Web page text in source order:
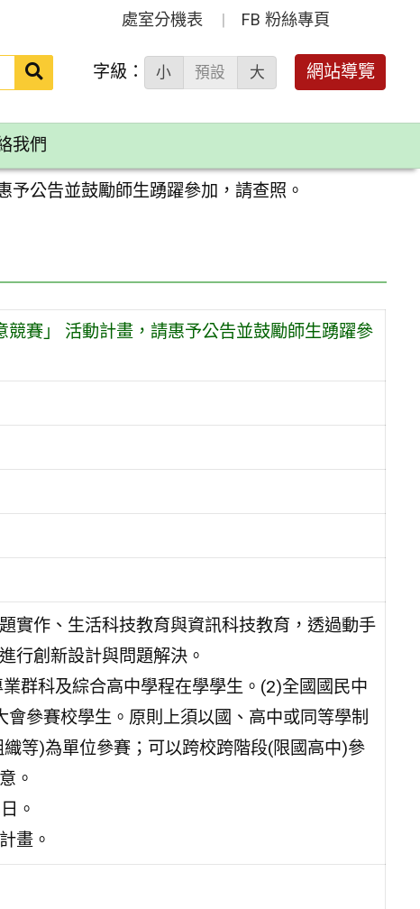
處室分機表 FB 粉絲專頁
送出 字級： 小 預設 大 網站導覽
我們
公告並鼓勵師生踴躍參加，請查照。
賽」 活動計畫，請惠予公告並鼓勵師生踴躍參
實作、生活科技教育與資訊科技教育，透過動手
行創新設計與問題解決。
群科及綜合高中學程在學學生。(2)全國國民中
參賽校學生。原則上須以國、高中或同等學制
等)為單位參賽；可以跨校跨階段(限國高中)參
。
。
畫。